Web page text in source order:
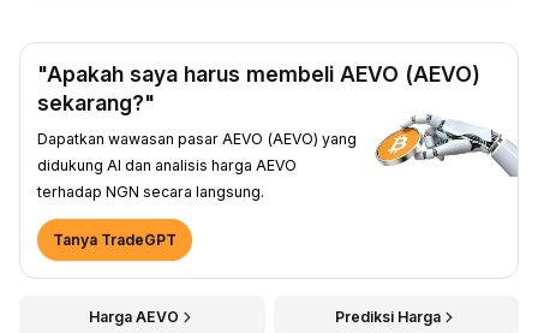
"Apakah saya harus membeli AEVO (AEVO)
sekarang?"
Dapatkan wawasan pasar AEVO (AEVO) yang
didukung AI dan analisis harga AEVO
terhadap NGN secara langsung.
Tanya TradeGPT
Harga AEVO Prediksi Harga